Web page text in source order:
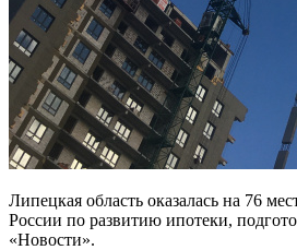
Липецкая область оказалась на 76
России по развитию ипотеки,
«Новости».